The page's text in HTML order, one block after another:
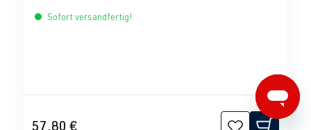
Sofort versandfertig!
57,80 €